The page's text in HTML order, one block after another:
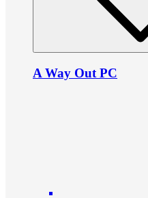
A Way Out PC